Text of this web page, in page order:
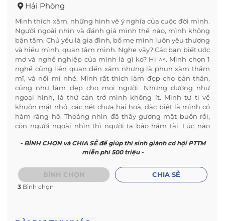
Hải Phòng
Mình thích xăm, những hình vẽ ý nghĩa của cuộc đời mình.
Người ngoài nhìn và đánh giá mình thế nào, mình không
bận tâm. Chủ yếu là gia đình, bố mẹ mình luôn yêu thương
và hiểu mình, quan tâm mình. Nghe vậy? Các bạn biết ước
mơ và nghề nghiệp của mình là gì ko? Hi ^^. Mình chọn 1
nghề cũng liên quan đến xăm nhưng là phun xăm thẩm
mĩ, và nối mi nhé. Mình rất thích làm đẹp cho bản thân,
cũng như làm đẹp cho mọi người. Nhưng dường như
ngoại hình, là thứ cản trở mình không ít. Mình tự ti về
khuôn mặt nhỏ, các nét chưa hài hoà, đặc biệt là mình có
hàm răng hô. Thoáng nhìn đã thấy gương mặt buồn rồi,
còn người ngoài nhìn thì người ta bảo hãm tài. Lúc nào
thường. Kèm theo đó mình có thân hình hơi gầy, nhìn
không được hấp dẫn cho lắm.
của Thẩm Mĩ Viện KangNam rất lâu rồi, mình thật sự muốn
thay đổi bản thân, lột xác hoàn toàn để đc tự tin giao tiếp
với mọi người. Không bị mọi người chê bai nữa. Công việc
- BÌNH CHỌN và CHIA SẺ để giúp thí sinh giành cơ hội PTTM
miễn phí 500 triệu -
BÌNH CHỌN
3 Bình chọn
CHIA SẺ